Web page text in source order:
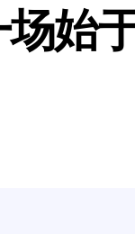
太狠了始